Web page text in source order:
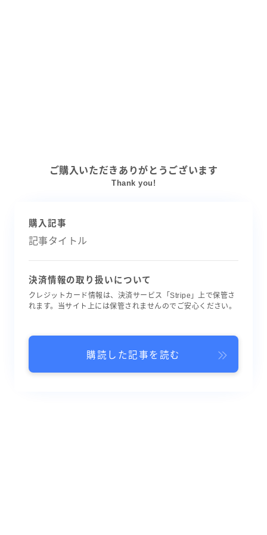
ご購入いただきありがとうございます
Thank you!
購入記事
記事タイトル
決済情報の取り扱いについて
クレジットカード情報は、決済サービス「Stripe」上で保管さ
れます。当サイト上には保管されませんのでご安心ください。
購読した記事を読む